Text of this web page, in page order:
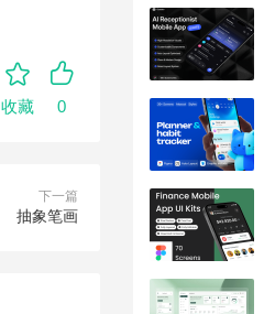
收藏 0
下一篇
抽象笔画